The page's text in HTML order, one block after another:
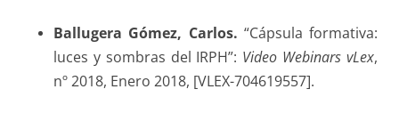
Ballugera Gómez, Carlos. “Cápsula formativa:
luces y sombras del IRPH”: Video Webinars vLex,
nº 2018, Enero 2018, [VLEX-704619557].